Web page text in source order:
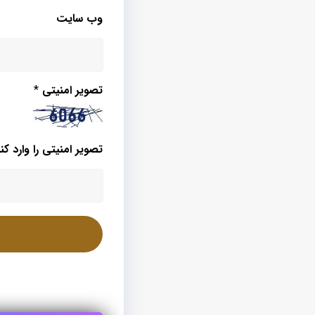
وب‌ سایت
تصویر امنیتی *
تصویر امنیتی را وارد